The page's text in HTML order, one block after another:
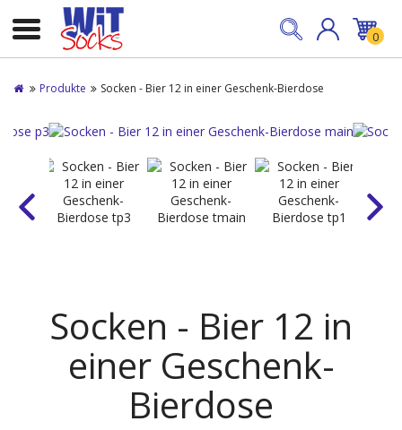
0
Produkte Socken - Bier 12 in einer Geschenk-Bierdose
Socken - Bier 12 in
einer Geschenk-
Bierdose